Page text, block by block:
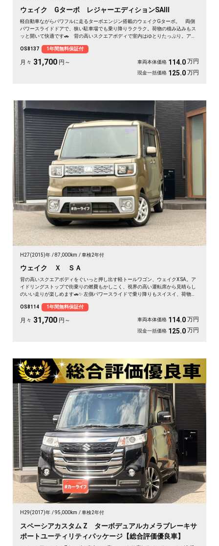
ウェイク Gターボ レジャーエディションSAⅢ
軽自動車ながらパワフルに走るターボエンジン搭載のウェイクGターボ。 両側
パワースライドドアで、狭い駐車場でも乗り降りラクラク。荷物の積み込みもス
ッと開いて快適です🚗 背の高いスクエアボディで室内はゆとりたっぷり。アウ
で、遠出のドライブも退屈しません🎵 バックカメラで駐車も安心✌️ 趣味も遊
びも広がる一台。《1年保証付》で安心のカーライフを💎
OS8137 1年間無料保証付
月々 31,700 円～ 車両本体価格 114.0 万円
現金一括価格 125.0 万円
H27(2015)年 87,000km 車検2年付
ウェイク Ｘ ＳＡ
背の高いスクエアボディをぐいっと押し出す軽トールワゴン、ウェイクX SA。ア
イドリングストップで街乗りの燃費もかしこく、視界の高い運転席から見晴らし
のいい走りが楽しめます🚗✨ 左側パワースライドで乗り降りもスイスイ、荷物の
にも通勤の足にもぴったりの一台です。天井の高い車内で、休日のギア積みも余
裕ですよ💫👍《1年保証付》
OS8114 1年間無料保証付
月々 31,700 円～ 車両本体価格 114.0 万円
現金一括価格 125.0 万円
H29(2017)年 95,000km 車検2年付
スペーシアカスタム Z ターボデュアルカメラブレーキサ
ポートユーティリティパッケージ【総合評価優良車】